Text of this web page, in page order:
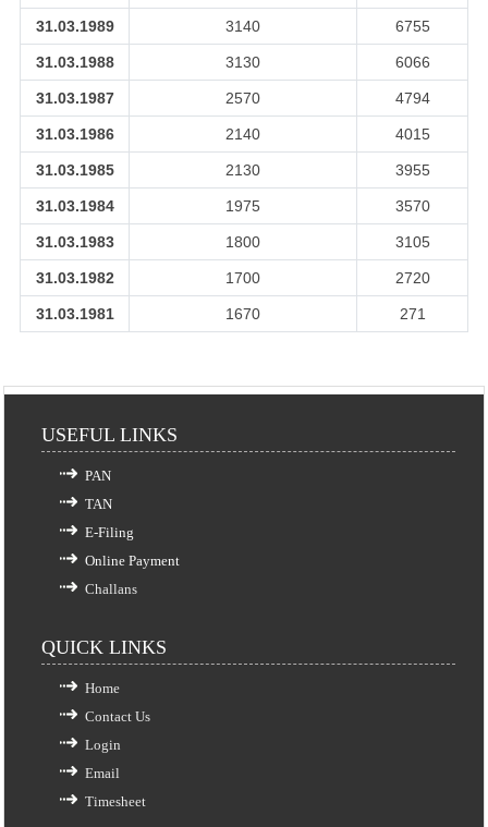
31.03.1989 3140 6755
31.03.1988 3130 6066
31.03.1987 2570 4794
31.03.1986 2140 4015
31.03.1985 2130 3955
31.03.1984 1975 3570
31.03.1983 1800 3105
31.03.1982 1700 2720
31.03.1981 1670 271
USEFUL LINKS
PAN
TAN
E-Filing
Online Payment
Challans
QUICK LINKS
Home
Contact Us
Login
Email
Timesheet